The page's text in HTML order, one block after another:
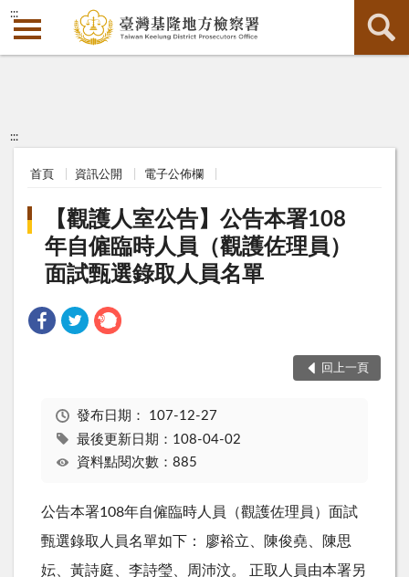
:::
:::
首頁 資訊公開 電子公佈欄
【觀護人室公告】公告本署108
年自僱臨時人員（觀護佐理員）
面試甄選錄取人員名單
回上一頁
發布日期： 107-12-27
最後更新日期：108-04-02
資料點閱次數：885
公告本署108年自僱臨時人員（觀護佐理員）面試
甄選錄取人員名單如下： 廖裕立、陳俊堯、陳思
妘、黃詩庭、李詩瑩、周沛汶。 正取人員由本署另